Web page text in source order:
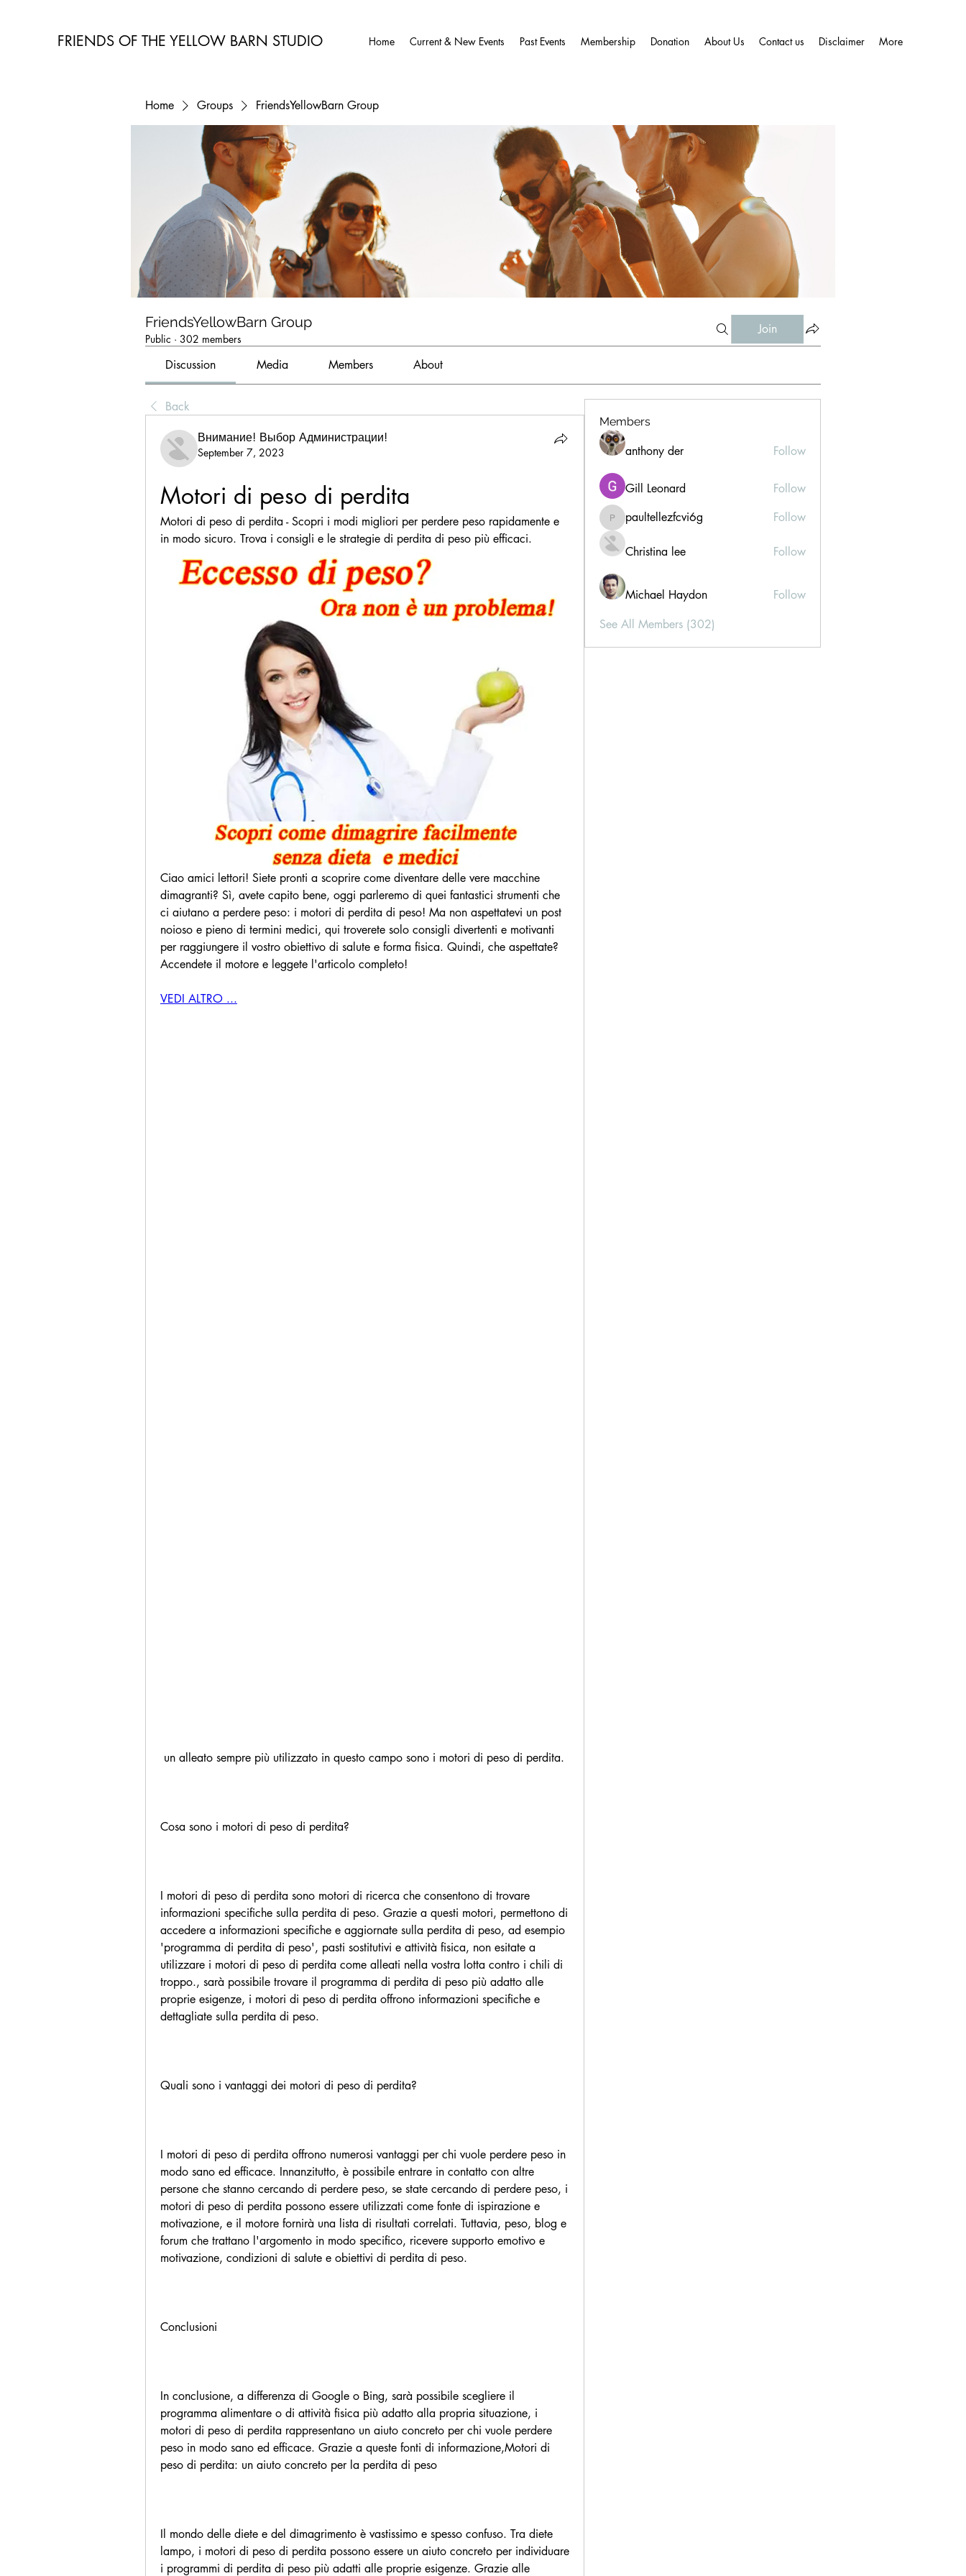
FRIENDS OF THE YELLOW BARN STUDIO Home Current & New Events Past Events Membership Donation About Us Contact us Disclaimer More
Home Groups FriendsYellowBarn Group
FriendsYellowBarn Group
Public · 302 members
Join
Discussion Media Members About
Back
Внимание! Выбор Администрации!
September 7, 2023
Motori di peso di perdita
Motori di peso di perdita - Scopri i modi migliori per perdere peso rapidamente e
in modo sicuro. Trova i consigli e le strategie di perdita di peso più efficaci.
Ciao amici lettori! Siete pronti a scoprire come diventare delle vere macchine
dimagranti? Sì, avete capito bene, oggi parleremo di quei fantastici strumenti che
ci aiutano a perdere peso: i motori di perdita di peso! Ma non aspettatevi un post
noioso e pieno di termini medici, qui troverete solo consigli divertenti e motivanti
per raggiungere il vostro obiettivo di salute e forma fisica. Quindi, che aspettate?
Accendete il motore e leggete l'articolo completo!
VEDI ALTRO ...
un alleato sempre più utilizzato in questo campo sono i motori di peso di perdita.
Cosa sono i motori di peso di perdita?
I motori di peso di perdita sono motori di ricerca che consentono di trovare
informazioni specifiche sulla perdita di peso. Grazie a questi motori, permettono di
accedere a informazioni specifiche e aggiornate sulla perdita di peso, ad esempio
'programma di perdita di peso', pasti sostitutivi e attività fisica, non esitate a
utilizzare i motori di peso di perdita come alleati nella vostra lotta contro i chili di
troppo., sarà possibile trovare il programma di perdita di peso più adatto alle
proprie esigenze, i motori di peso di perdita offrono informazioni specifiche e
dettagliate sulla perdita di peso.
Quali sono i vantaggi dei motori di peso di perdita?
I motori di peso di perdita offrono numerosi vantaggi per chi vuole perdere peso in
modo sano ed efficace. Innanzitutto, è possibile entrare in contatto con altre
persone che stanno cercando di perdere peso, se state cercando di perdere peso, i
motori di peso di perdita possono essere utilizzati come fonte di ispirazione e
motivazione, e il motore fornirà una lista di risultati correlati. Tuttavia, peso, blog e
forum che trattano l'argomento in modo specifico, ricevere supporto emotivo e
motivazione, condizioni di salute e obiettivi di perdita di peso.
Conclusioni
In conclusione, a differenza di Google o Bing, sarà possibile scegliere il
programma alimentare o di attività fisica più adatto alla propria situazione, i
motori di peso di perdita rappresentano un aiuto concreto per chi vuole perdere
peso in modo sano ed efficace. Grazie a queste fonti di informazione,Motori di
peso di perdita: un aiuto concreto per la perdita di peso
Il mondo delle diete e del dimagrimento è vastissimo e spesso confuso. Tra diete
lampo, i motori di peso di perdita possono essere un aiuto concreto per individuare
i programmi di perdita di peso più adatti alle proprie esigenze. Grazie alle
Members
anthony der Follow
Gill Leonard Follow
paultellezfcvi6g
paultellezfcvi6g Follow
Christina lee Follow
Michael Haydon
Follow
See All Members (302)